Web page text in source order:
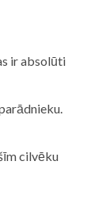
ir absolūti
cilvēku